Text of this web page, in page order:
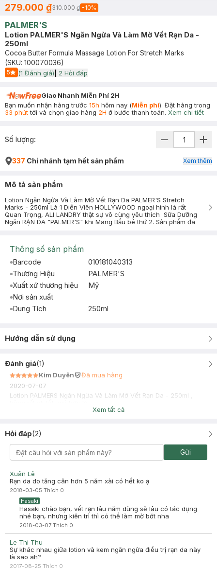
279.000 ₫310.000 ₫ -10%
PALMER'S
Lotion PALMER'S Ngăn Ngừa Và Làm Mờ Vết Rạn Da -
250ml
Cocoa Butter Formula Massage Lotion For Stretch Marks
(SKU: 100070036)
5
Start Icon
(1 Đánh giá) 2 Hỏi đáp
Giao Nhanh Miễn Phí 2H
Bạn muốn nhận hàng trước 15h hôm nay (Miễn phí). Đặt hàng trong
33 phúttới và chọn giao hàng 2H ở bước thanh toán. Xem chi tiết
Số lượng:
337 Chi nhánh tạm hết sản phẩm Xem thêm
Mô tả sản phẩm
Lotion Ngăn Ngừa Và Làm Mờ Vết Rạn Da PALMER'S Stretch
Marks - 250ml Là 1 Diễn Viên HOLLYWOOD ngoại hình là rất
Quan Trọng, ALI LANDRY thật sự vô cùng yêu thích Sữa Dưỡng
Ngăn RẠN DA "PALMER'S" khi Mang Bầu bé thứ 2. Sản phẩm đã
Thông số sản phẩm
Barcode
010181040313
Thương Hiệu
PALMER'S
Xuất xứ thương hiệu
Mỹ
Nơi sản xuất
Dung Tích
250ml
Hướng dẫn sử dụng
Đánh giá(1)
Kim Duyên
Đã mua hàng
2020-07-07
Lotion PALMERS Ngăn Ngừa Và Làm Mờ Vết Rạn Da - 250ml ,
Xem tất cả
Hỏi đáp(2)
Gửi
Xuân Lê
Rạn da do tăng cân hơn 5 năm xài có hết ko ạ
2018-03-05 Thích 0
Hasaki
Hasaki chào bạn, vết rạn lâu năm dùng sẽ lâu có tác dụng
nhé bạn, nhưng kiên trì thì có thể làm mờ bớt nha
2018-03-07 Thích 0
Le Thi Thu
Sự khác nhau giữa lotion và kem ngăn ngừa điều trị rạn da này
là sao ah?
2017-08-25 Thích 0